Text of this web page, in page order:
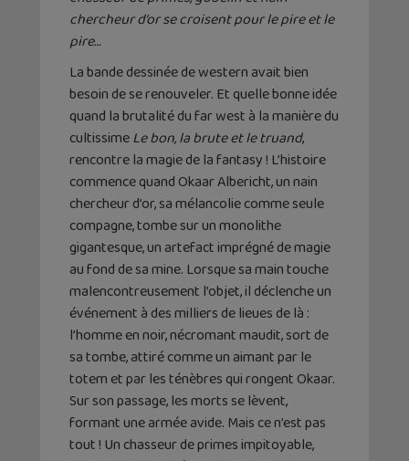
chercheur d’or se croisent pour le pire et le
pire…
La bande dessinée de western avait bien
besoin de se renouveler. Et quelle bonne idée
quand la brutalité du far west à la manière du
cultissimeLe bon, la brute et le truand,
rencontre la magie de la fantasy ! L’histoire
commence quand Okaar Albericht, un nain
chercheur d’or, sa mélancolie comme seule
compagne, tombe sur un monolithe
gigantesque, un artefact imprégné de magie
au fond de sa mine. Lorsque sa main touche
malencontreusement l’objet, il déclenche un
événement à des milliers de lieues de là :
l’homme en noir, nécromant maudit, sort de
sa tombe, attiré comme un aimant par le
totem et par les ténèbres qui rongent Okaar.
Sur son passage, les morts se lèvent,
formant une armée avide. Mais ce n’est pas
tout ! Un chasseur de primes impitoyable,